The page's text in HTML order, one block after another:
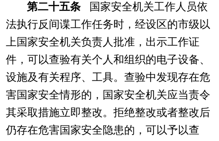
第二十五条国家安全机关工作人员依
法执行反间谍工作任务时，经设区的市级以
上国家安全机关负责人批准，出示工作证
件，可以查验有关个人和组织的电子设备、
设施及有关程序、工具。查验中发现存在危
害国家安全情形的，国家安全机关应当责令
其采取措施立即整改。拒绝整改或者整改后
仍存在危害国家安全隐患的，可以予以查